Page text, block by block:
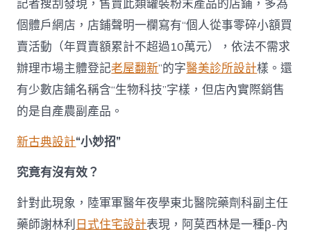
記者搜刮發現，售賣此類罐裝粉末產品的店鋪，多為
個體戶網店，店鋪聲明一欄寫有“個人從事零碎小額買
賣活動（年買賣額累計不超過10萬元），依法不需求
辦理市場主體登記老屋翻新”的字醫美診所設計樣。還
有少數店鋪名稱含“生物科技”字樣，但店內實際銷售
的是自產農副產品。
新古典設計“小妙招”
究竟有沒有效？
針對此現象，陸軍軍醫年夜學東北醫院藥劑科副主任
藥師謝林利 日式住宅設計表現，阿莫西林是一種β-內